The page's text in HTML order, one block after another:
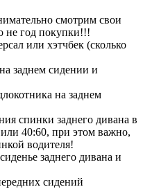
смотрим свои
не год покупки!!!
или хэтчбек (сколько
заднем сидении и
на заднем
спинки заднего дивана в
40:60, при этом важно,
водителя!
заднего дивана и
сидений